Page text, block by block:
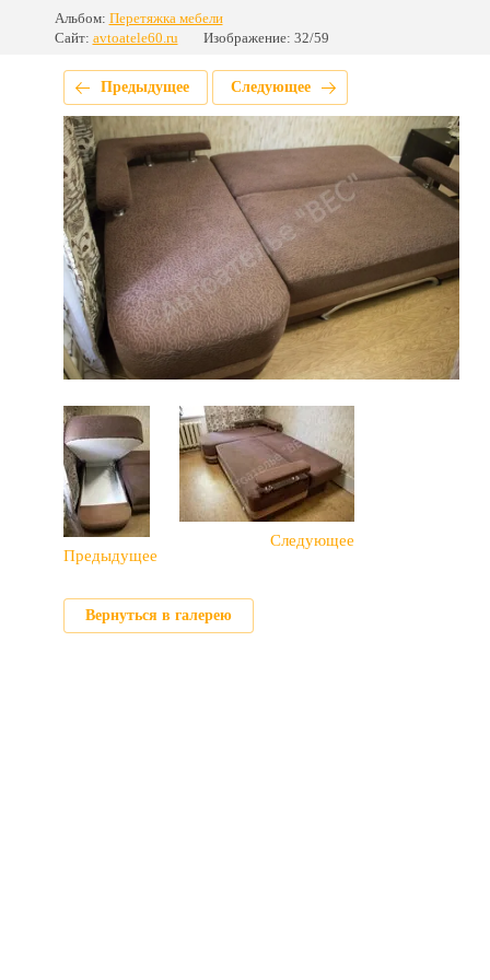
Альбом: Перетяжка мебели
Сайт: avtoatele60.ru Изображение: 32/59
Предыдущее Следующее
Предыдущее
Следующее
Вернуться в галерею